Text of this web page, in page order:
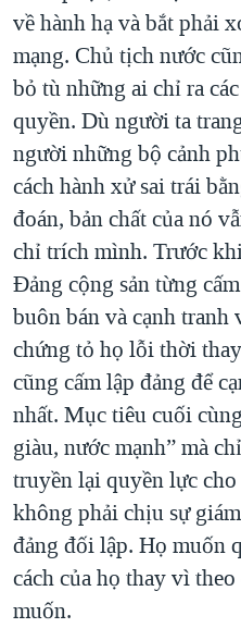
về hành hạ và bắt phải
mạng. Chủ tịch nước
bỏ tù những ai chỉ ra
quyền. Dù người ta
người những bộ cảnh
cách hành xử sai trái
đoán, bản chất của nó
chỉ trích mình. Trước
Đảng cộng sản từng
buôn bán và cạnh
chứng tỏ họ lỗi thời
cũng cấm lập đảng để
nhất. Mục tiêu cuối
giàu, nước mạnh” mà
truyền lại quyền lực cho
không phải chịu sự
đảng đối lập. Họ muốn
cách của họ thay vì
muốn.